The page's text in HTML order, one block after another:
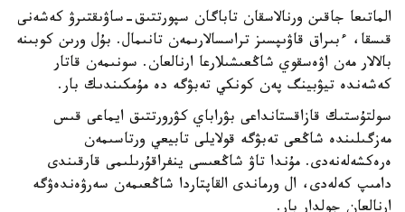
الماتىعا جاقىن ورنالاسقان تاباگان سپورتتىق-ساۋىقتىرۋ كەشەنى
قىسقا، ءبىراق قاۋىپسىز تراسسالارىمەن تانىمال. بۇل ورىن كوبىنە
بالالار مەن اۋەسقوي شاڭعىشىلارعا ارنالعان. سونىمەن قاتار
كەشەندە تيۋبينگ پەن كونكي تەبۋگە دە مۇمكىندىك بار.
سولتۇستىك قازاقستانداعى بۋراباي كۋرورتتىق ايماعى قىس
مەزگىلىندە شاڭعى تەبۋگە قولايلى تابيعي ورتاسىمەن
ەرەكشەلەنەدى. مۇندا تاۋ شاڭعىسى ينفراقۇرىلىمى قارقىندى
دامىپ كەلەدى، ال ورماندى القاپتاردا شاڭعىمەن سەرۋەندەۋگە